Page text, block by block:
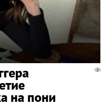
на пони